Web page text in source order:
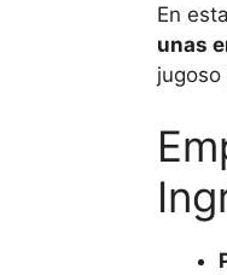
En
unas